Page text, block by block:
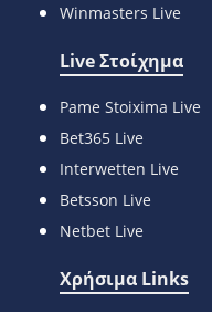
Winmasters Live
Live Στοίχημα
Pame Stoixima Live
Bet365 Live
Interwetten Live
Betsson Live
Netbet Live
Χρήσιμα Links